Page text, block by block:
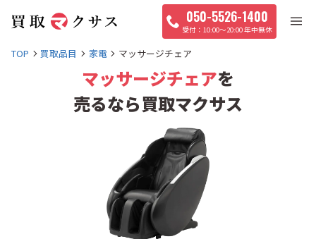
050-5526-1400
10:00〜20:00 年中無休
TOP 買取品目 家電 マッサージチェア
マッサージチェアを
売るなら買取マクサス